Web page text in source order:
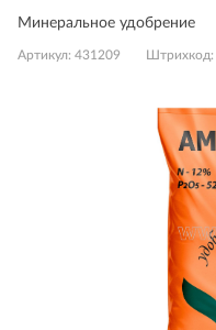
Минеральное удобрение
Артикул: 431209 Штрихкод: